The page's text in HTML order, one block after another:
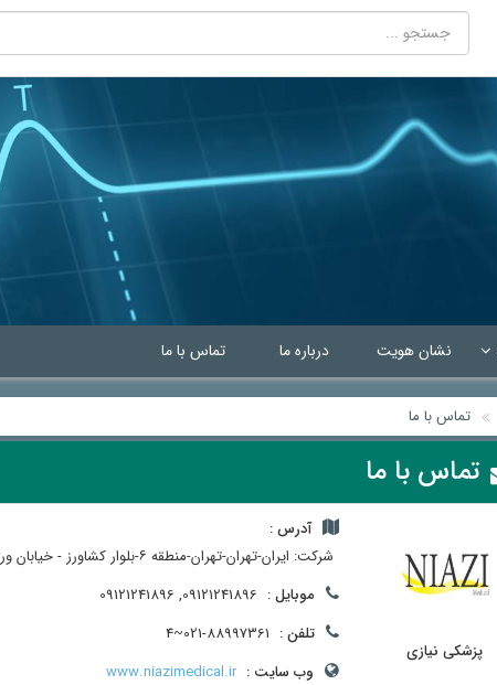
نشان هویت درباره ما تماس با ما
تماس با ما
تماس با ما
پزشکی نیازی
آدرس :
شرکت: ایران-تهران-تهران-منطقه ۶-بلوار کشاورز - خیابان ورنوس - پلاک۲ - طبقه چهارم- کدپستي 1415944697
موبایل : 09121241896, 09121241896
تلفن : 021-88997361~4
وب سایت : www.niazimedical.ir